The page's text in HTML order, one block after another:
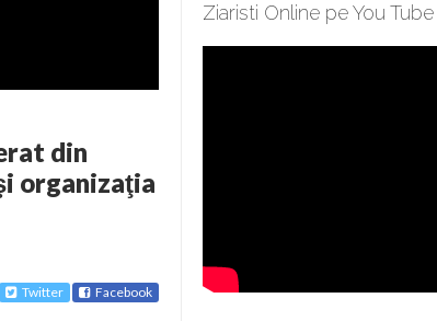
din
organizaţia
Twitter Facebook
Ziaristi Online pe You Tube